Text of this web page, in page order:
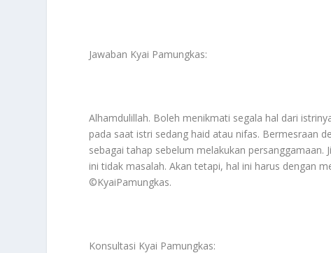
Jawaban Kyai Pamungkas:
Alhamdulillah. Boleh menikmati segala hal dari
pada saat istri sedang haid atau nifas. Bermesraan
sebagai tahap sebelum melakukan
ini tidak masalah. Akan tetapi, hal ini harus dengan
©️KyaiPamungkas.
Konsultasi Kyai Pamungkas: